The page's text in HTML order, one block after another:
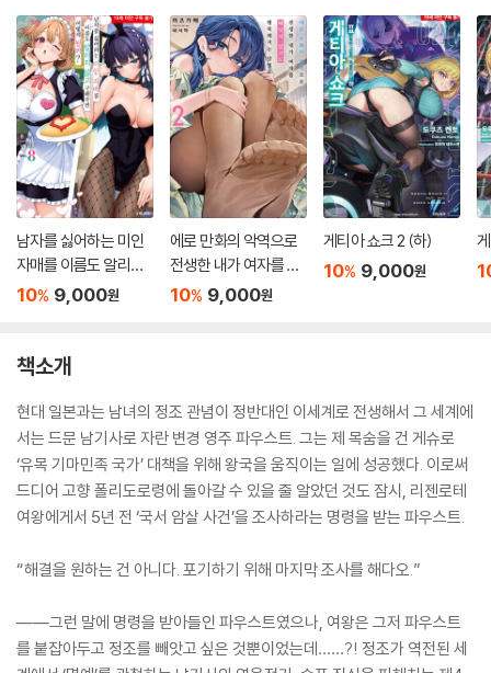
남자를 싫어하는 미인
자매를 이름도 알리지
않고 구해주면 어떻게
10% 9,000원
에로 만화의 악역으로
전생한 내가 여자를 빼
앗지 않고도 행복해지
10% 9,000원
게티아 쇼크 2 (하)
10% 9,000원
책소개
현대 일본과는 남녀의 정조 관념이 정반대인 이세계로 전생해서 그 세계에
서는 드문 남기사로 자란 변경 영주 파우스트. 그는 제 목숨을 건 게슈로
‘유목 기마민족 국가’ 대책을 위해 왕국을 움직이는 일에 성공했다. 이로써
드디어 고향 폴리도로령에 돌아갈 수 있을 줄 알았던 것도 잠시, 리젠로테
여왕에게서 5년 전 ‘국서 암살 사건’을 조사하라는 명령을 받는 파우스트.
“해결을 원하는 건 아니다. 포기하기 위해 마지막 조사를 해다오.”
――그런 말에 명령을 받아들인 파우스트였으나, 여왕은 그저 파우스트
를 붙잡아두고 정조를 빼앗고 싶은 것뿐이었는데……?! 정조가 역전된 세